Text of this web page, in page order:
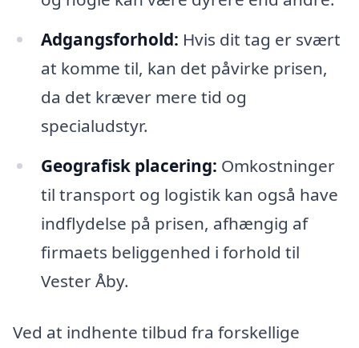
Adgangsforhold: Hvis dit tag er svært
at komme til, kan det påvirke prisen,
da det kræver mere tid og
specialudstyr.
Geografisk placering: Omkostninger
til transport og logistik kan også have
indflydelse på prisen, afhængig af
firmaets beliggenhed i forhold til
Vester Åby.
Ved at indhente tilbud fra forskellige